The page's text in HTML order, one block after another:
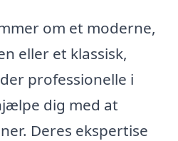
om et moderne,
eller et klassisk,
professionelle i
dig med at
Deres ekspertise